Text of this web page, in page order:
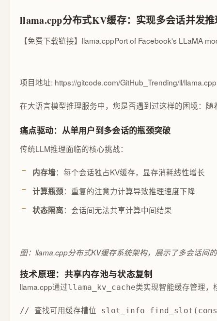
llama.cpp分布式KV缓存：实现多会话并发
【免费下载链接】llama.cppPort of Facebook's LLaMA
项目地址: https://gitcode.com/GitHub_Trending/ll/llama.cpp
在大语言模型推理服务中，您是否遇到过这样的困境：
痛点驱动：从单用户到多会话的瓶颈突破
传统LLM推理面临的核心挑战：
内存墙：每个会话独占KV缓存，显存消耗线性增长
计算瓶颈：重复的注意力计算导致推理速度下降
状态隔离：会话间无法共享计算中间结果
图：llama.cpp分布式KV缓存系统架构，展示了多会话间
技术原理：共享内存池与状态复制
llama.cpp通过llama_kv_cache类实现智能缓存管理，
// 查找可用缓存槽位 slot_info